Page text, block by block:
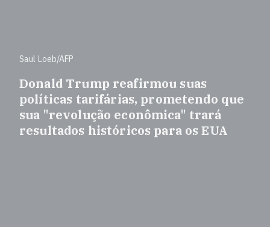
Saul Loeb/AFP
Donald Trump reafirmou suas
políticas tarifárias, prometendo que
sua "revolução econômica" trará
resultados históricos para os EUA